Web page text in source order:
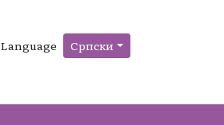
Language Српски